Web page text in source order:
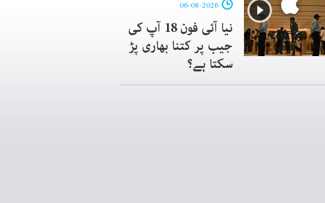
نیا آئی فون 18 آپ کی
جیب پر کتنا بھاری پڑ
سکتا ہے؟